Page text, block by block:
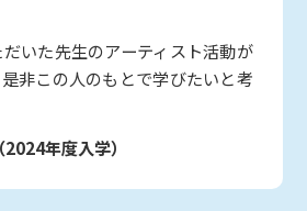
いた先生のアーティスト活動が
非この人のもとで学びたいと考
（2024年度入学）